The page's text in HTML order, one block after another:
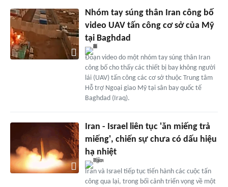
Nhóm tay súng thân Iran công bố
video UAV tấn công cơ sở của Mỹ
tại Baghdad
Đoạn video do một nhóm tay súng thân Iran
công bố cho thấy các thiết bị bay không người
lái (UAV) tấn công các cơ sở thuộc Trung tâm
Hỗ trợ Ngoại giao Mỹ tại sân bay quốc tế
Baghdad (Iraq).
Iran - Israel liên tục 'ăn miếng trả
miếng', chiến sự chưa có dấu hiệu
hạ nhiệt
Iran và Israel tiếp tục tiến hành các cuộc tấn
công qua lại, trong bối cảnh triển vọng về một